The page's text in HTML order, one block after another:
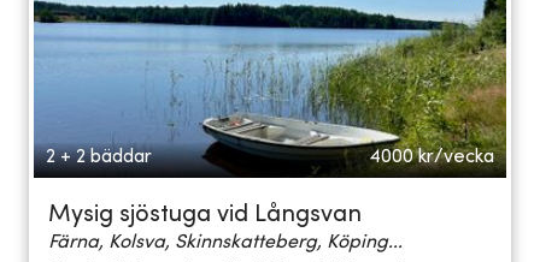
2 + 2 bäddar 4000 kr/vecka
Mysig sjöstuga vid Långsvan
Färna, Kolsva, Skinnskatteberg, Köping...